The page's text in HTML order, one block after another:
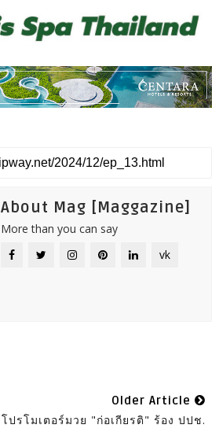
About Mag [Maggazine]
More than you can say
vk
Older Article
โปรโมเตอร์มวย "ก่อเกียรติ" ร้อง ปปช.